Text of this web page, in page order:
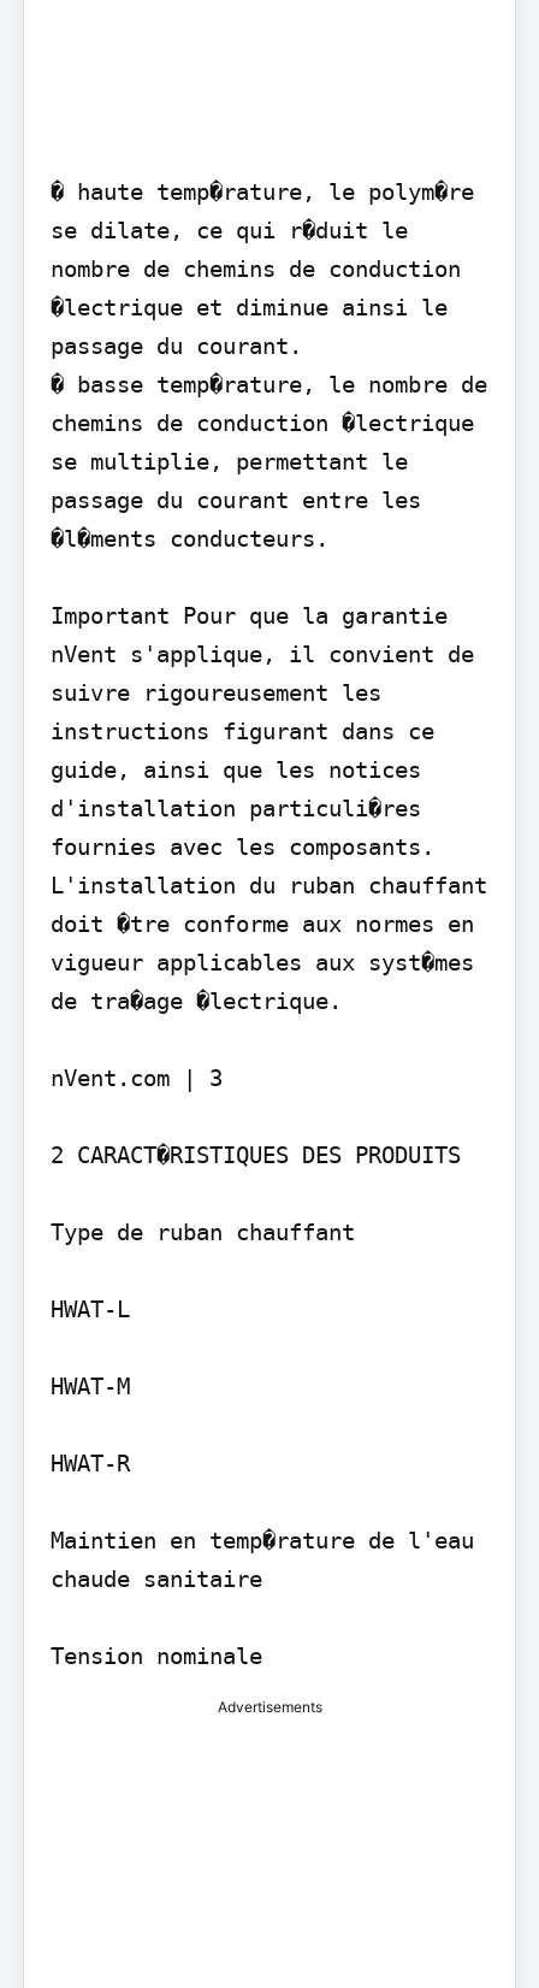
� haute temp�rature, le polym�re
se dilate, ce qui r�duit le
nombre de chemins de conduction
�lectrique et diminue ainsi le
passage du courant.
� basse temp�rature, le nombre de
chemins de conduction �lectrique
se multiplie, permettant le
passage du courant entre les
�l�ments conducteurs.
Important Pour que la garantie
nVent s'applique, il convient de
suivre rigoureusement les
instructions figurant dans ce
guide, ainsi que les notices
d'installation particuli�res
fournies avec les composants.
L'installation du ruban chauffant
doit �tre conforme aux normes en
vigueur applicables aux syst�mes
de tra�age �lectrique.
nVent.com | 3
2 CARACT�RISTIQUES DES PRODUITS
Type de ruban chauffant
HWAT-L
HWAT-M
HWAT-R
Maintien en temp�rature de l'eau
chaude sanitaire
Tension nominale
Advertisements